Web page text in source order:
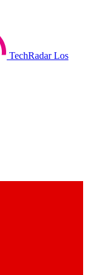
TechRadar Los